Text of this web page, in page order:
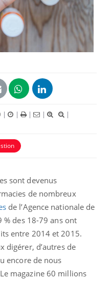
| | | |
|
sont devenus
de nombreux
de l’Agence nationale de
% des 18-79 ans ont
entre 2014 et 2015.
digérer, d’autres de
encore de nous
magazine 60 millions